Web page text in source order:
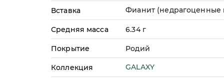
Вставка Фианит (недрагоценные
Средняя масса 6.34г
Покрытие Родий
Коллекция GALAXY